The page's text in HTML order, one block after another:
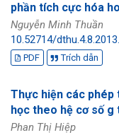
phần tích cực hóa
Nguyễn Minh Thuần
10.52714/
PDF Trích dẫn
Thực hiện các
học theo hệ cơ số
Phan Thị Hiệp